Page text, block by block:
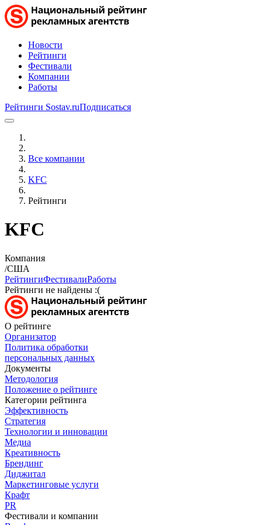
Новости
Рейтинги
Фестивали
Компании
Работы
Рейтинги Sostav.ruПодписаться
Все компании
KFC
Рейтинги
KFC
Компания
/США
РейтингиФестивалиРаботы
Рейтинги не найдены :(
О рейтинге
Организатор
Политика обработки
персональных данных
Документы
Методология
Положение о рейтинге
Категории рейтинга
Эффективность
Стратегия
Технологии и инновации
Медиа
Креативность
Брендинг
Диджитал
Маркетинговые услуги
Крафт
PR
Фестивали и компании